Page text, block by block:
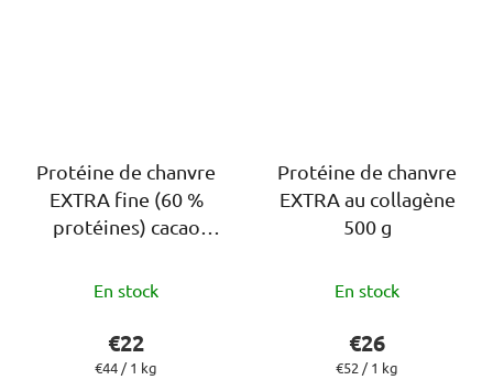
Protéine de chanvre
EXTRA fine (60 %
protéines) cacao
moyenne
produit
En stock
€22
Prix
€44 / 1 kg
Protéine de chanvre
EXTRA au collagène
500 g
moyenne
produit
En stock
€26
Prix
€52 / 1 kg